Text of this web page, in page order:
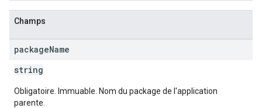
Champs
packageName
string
Obligatoire. Immuable. Nom du package de l'application
parente.